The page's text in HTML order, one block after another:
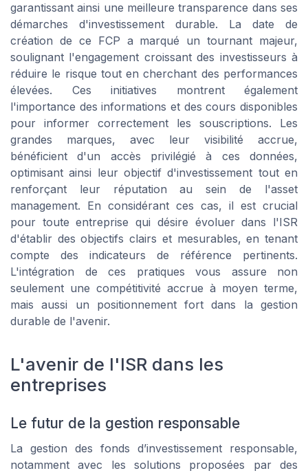
garantissant ainsi une meilleure transparence dans ses
démarches d'investissement durable. La date de
création de ce FCP a marqué un tournant majeur,
soulignant l'engagement croissant des investisseurs à
réduire le risque tout en cherchant des performances
élevées. Ces initiatives montrent également
l'importance des informations et des cours disponibles
pour informer correctement les souscriptions. Les
grandes marques, avec leur visibilité accrue,
bénéficient d'un accès privilégié à ces données,
optimisant ainsi leur objectif d'investissement tout en
renforçant leur réputation au sein de l'asset
management. En considérant ces cas, il est crucial
pour toute entreprise qui désire évoluer dans l'ISR
d'établir des objectifs clairs et mesurables, en tenant
compte des indicateurs de référence pertinents.
L'intégration de ces pratiques vous assure non
seulement une compétitivité accrue à moyen terme,
mais aussi un positionnement fort dans la gestion
durable de l'avenir.
L'avenir de l'ISR dans les
entreprises
Le futur de la gestion responsable
La gestion des fonds d’investissement responsable,
notamment avec les solutions proposées par des